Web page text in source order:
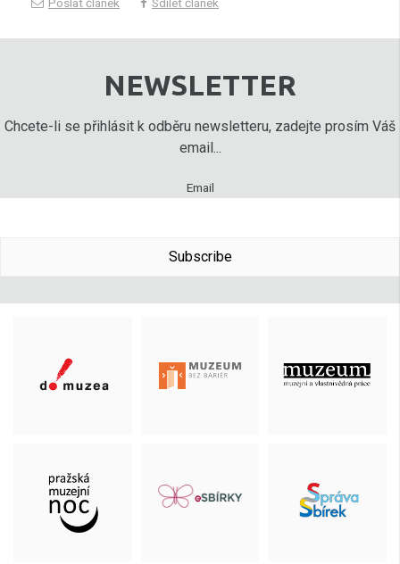
NEWSLETTER
Chcete-li se přihlásit k odběru newsletteru, zadejte prosím Váš
email...
Email
Subscribe